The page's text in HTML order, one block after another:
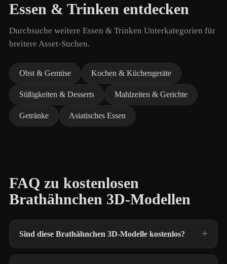
Essen & Trinken entdecken
Durchsuche weitere Essen & Trinken Unterkategorien für
breitere Asset-Suchen.
Obst & Gemüse Kochen & Küchengeräte
Süßigkeiten & Desserts Mahlzeiten & Gerichte
Getränke Asiatisches Essen
FAQ zu kostenlosen
Brathähnchen 3D-Modellen
Sind diese Brathähnchen 3D-Modelle kostenlos?